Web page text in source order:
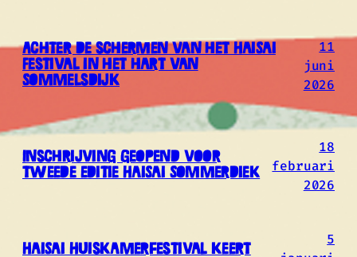
Achter de schermen van het HaiSai
Festival in het hart van
Sommelsdijk
11
juni
2026
Inschrijving geopend voor
tweede editie HaiSai Sommerdiek
18
februari
2026
HaiSai Huiskamerfestival keert
5